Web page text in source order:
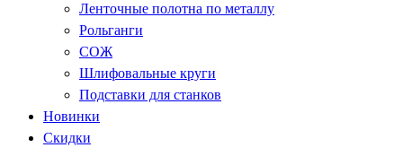
Ленточные полотна по металлу
Рольганги
СОЖ
Шлифовальные круги
Подставки для станков
Новинки
Скидки